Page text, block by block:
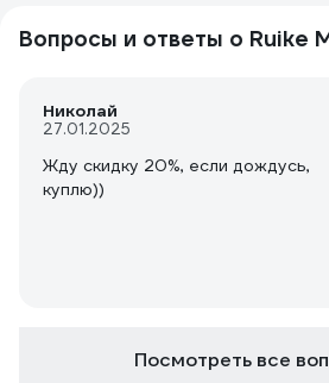
Вопросы и ответы о Ruike
Николай
27.01.2025
Жду скидку 20%, если дождусь,
куплю))
Посмотреть все